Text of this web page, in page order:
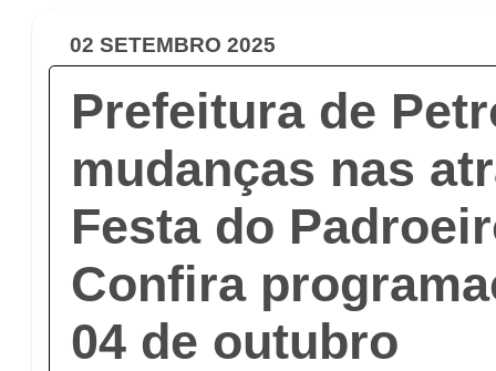
02 SETEMBRO 2025
Prefeitura de
mudanças nas
Festa do
Confira
04 de outubro